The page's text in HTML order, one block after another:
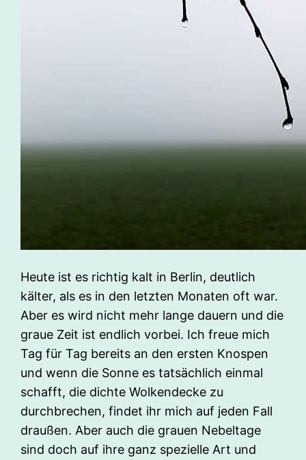
Heute ist es richtig kalt in Berlin, deutlich
kälter, als es in den letzten Monaten oft war.
Aber es wird nicht mehr lange dauern und die
graue Zeit ist endlich vorbei. Ich freue mich
Tag für Tag bereits an den ersten Knospen
und wenn die Sonne es tatsächlich einmal
schafft, die dichte Wolkendecke zu
durchbrechen, findet ihr mich auf jeden Fall
draußen. Aber auch die grauen Nebeltage
sind doch auf ihre ganz spezielle Art und